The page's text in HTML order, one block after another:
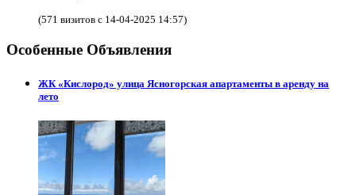
(571 визитов с 14-04-2025 14:57)
Особенные Объявления
ЖК «Кислород» улица Ясногорская апартаменты в аренду на
лето